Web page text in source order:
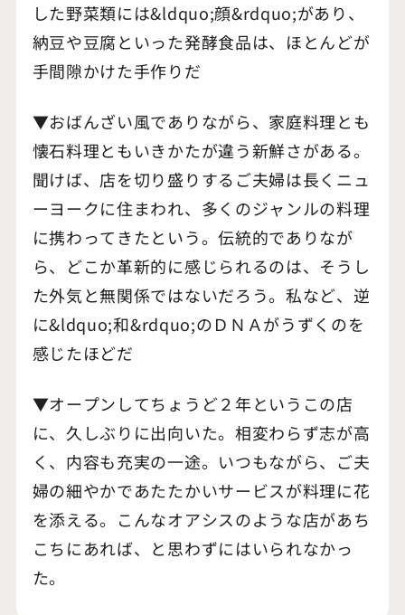
した野菜類には&ldquo;顔&rdquo;があり、
納豆や豆腐といった発酵食品は、ほとんどが
手間隙かけた手作りだ
▼おばんざい風でありながら、家庭料理とも
懐石料理ともいきかたが違う新鮮さがある。
聞けば、店を切り盛りするご夫婦は長くニュ
ーヨークに住まわれ、多くのジャンルの料理
に携わってきたという。伝統的でありなが
ら、どこか革新的に感じられるのは、そうし
た外気と無関係ではないだろう。私など、逆
に&ldquo;和&rdquo;のＤＮＡがうずくのを
感じたほどだ
▼オープンしてちょうど２年というこの店
に、久しぶりに出向いた。相変わらず志が高
く、内容も充実の一途。いつもながら、ご夫
婦の細やかであたたかいサービスが料理に花
を添える。こんなオアシスのような店があち
こちにあれば、と思わずにはいられなかっ
た。